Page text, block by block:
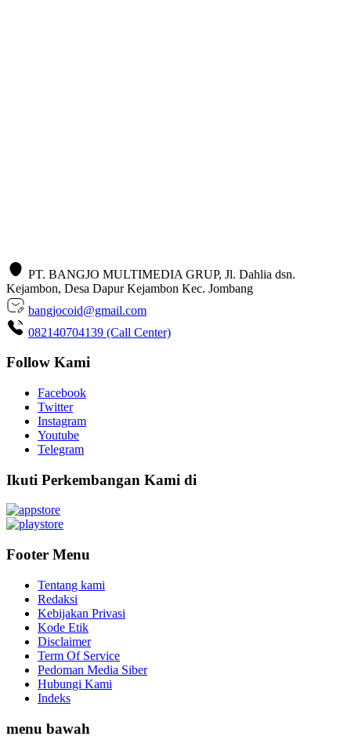
PT. BANGJO MULTIMEDIA GRUP, Jl. Dahlia dsn.
Kejambon, Desa Dapur Kejambon Kec. Jombang
bangjocoid@gmail.com
082140704139 (Call Center)
Follow Kami
Facebook
Twitter
Instagram
Youtube
Telegram
Ikuti Perkembangan Kami di
Footer Menu
Tentang kami
Redaksi
Kebijakan Privasi
Kode Etik
Disclaimer
Term Of Service
Pedoman Media Siber
Hubungi Kami
Indeks
menu bawah